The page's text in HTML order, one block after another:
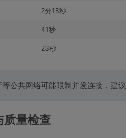
2分18秒
41秒
23秒
公共网络可能限制并发连接，建
质量检查